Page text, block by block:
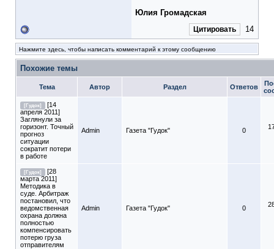
Юлия Громадская
Цитировать 14
Нажмите здесь, чтобы написать комментарий к этому сообщению
Похожие темы
Тема Автор Раздел Ответов
[Гудок]
[14
апреля 2011]
Заглянули за
горизонт. Точный
прогноз
ситуации
сократит потери
в работе
Admin Газета "Гудок" 0
[Гудок]
[28
марта 2011]
Методика в
суде. Арбитраж
постановил, что
ведомственная
охрана должна
полностью
компенсировать
потерю груза
отправителям
Admin Газета "Гудок" 0